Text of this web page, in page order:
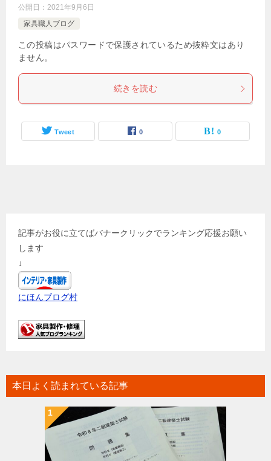
公開日： 2021年9月6日
家具職人ブログ
この投稿はパスワードで保護されているため抜粋文はあり
ません。
続きを読む
Tweet 0 0
記事がお役に立てばバナークリックでランキング応援お願い
します
↓
にほんブログ村
本日よく読まれている記事